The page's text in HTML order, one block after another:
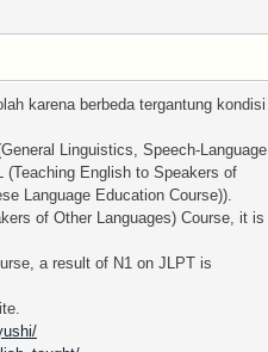
karena berbeda tergantung kondisi
Linguistics, Speech-Language
(Teaching English to Speakers of
Language Education Course)).
of Other Languages) Course, it is
a result of N1 on JLPT is